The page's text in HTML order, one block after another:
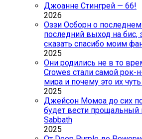
Джоанне Стингрей — 66!
2026
Оззи Осборн о
последний выход на бис,
сказать спасибо моим
2025
Они родились не в то
Crowes стали самой рок-
мира и почему это их
2025
Джейсон Момоа до сих
будет вести прощальный
Sabbath
2025